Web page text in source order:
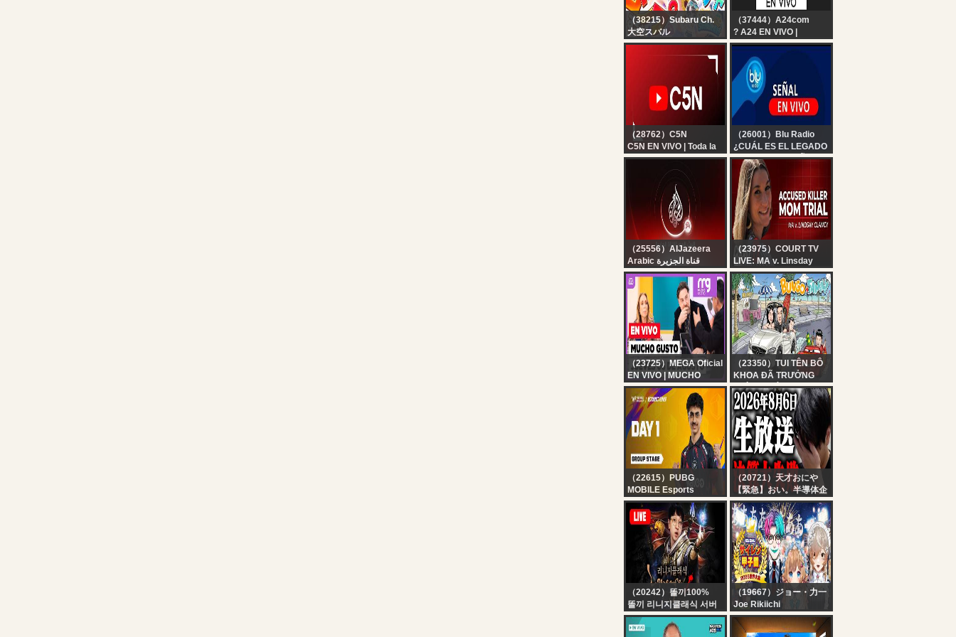
（38215）Subaru Ch.
大空スバル
【#生スバル】ホロドリ
水着ガチャ耐久しゅばあ
あああああああああああ
ああああ！！：hololive
空スバル】
（37444）A24com
? A24 EN VIVO |
Noticias de Argentina y
el mundo las 24 horas
（28762）C5N
C5N EN VIVO | Toda la
información en un solo
lugar | Seguí la
transmisión las 24
（26001）Blu Radio
¿CUÁL ES EL LEGADO
DE PETRO? | SEÑAL
EN VIVO | BLU RADIO
06 AGO
（25556）AlJazeera
Arabic قناة الجزيرة
البث الحي لقناة الجزيرة |
التغطية مستمرة
（23975）COURT TV
LIVE: MA v. Linsday
Clancy - Day 8 |
Accused Killer Mom
Trial
（23725）MEGA Oficial
EN VIVO | MUCHO
GUSTO - Jueves 06 de
agosto de 2026
（23350）TUI TÊN BÔ
KHOA ĐÃ TRƯỞNG
THÀNH , TỪ TRONG
ĐAU KHỔ
（22615）PUBG
MOBILE Esports
[EN] PMWC at EWC 26
Group Stage Day 1 |
GROUP A | PUBG
MOBILE WORLD CUP
at 2026 ESPORTS
WORLD CUP
（20721）天才おにや
【緊急】おい。半導体企
業の決算失敗ラッシュが
ヤバすぎる。大暴落クラ
ッシュ連発。また追証の
日々なのか。アメリカ時
間の絶望を俺は正面から
受け入れる。明日のエグ
い金曜日に向けて会議の
株ライブ生放送！！
（20242）똘끼100%
똘끼 리니지클래식 서버
이전 완료 상황보고 !
（19667）ジョー・力一
Joe Rikiichi
【#にじ甲2026】にじさ
んじサイレン甲子園